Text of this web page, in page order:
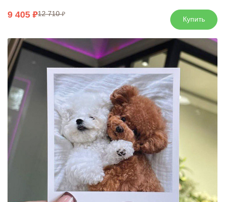
9 405 12 710
Купить